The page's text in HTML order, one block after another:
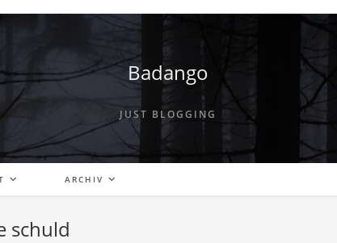
Badango
JUST BLOGGING
ARCHIV
schuld